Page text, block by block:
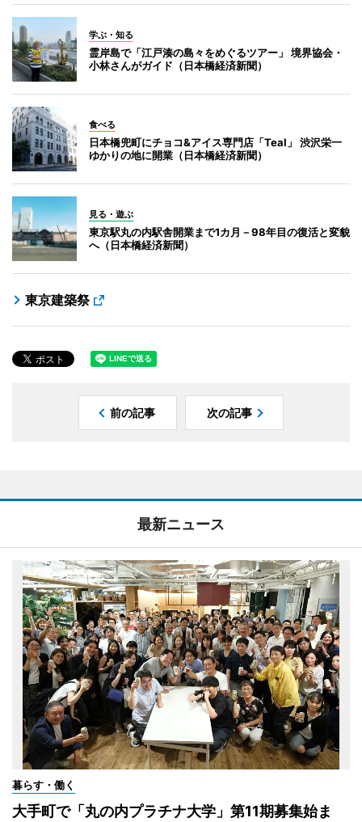
学ぶ・知る
霊岸島で「江戸湊の島々をめぐるツアー」 境界協会・
小林さんがガイド（日本橋経済新聞）
食べる
日本橋兜町にチョコ&アイス専門店「Teal」 渋沢栄一
ゆかりの地に開業（日本橋経済新聞）
見る・遊ぶ
東京駅丸の内駅舎開業まで1カ月－98年目の復活と変貌
へ（日本橋経済新聞）
東京建築祭
前の記事 次の記事
最新ニュース
暮らす・働く
大手町で「丸の内プラチナ大学」第11期募集始ま